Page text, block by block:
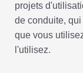
projets
de conduite,
que vous
l'utilisez.